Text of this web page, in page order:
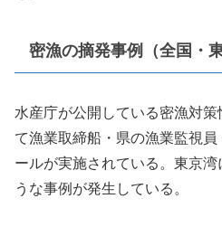
密漁の摘発事例（全国・
水産庁が公開している密漁対
て漁業取締船・県の漁業監視
ールが実施されている。東京
うな事例が発生している。